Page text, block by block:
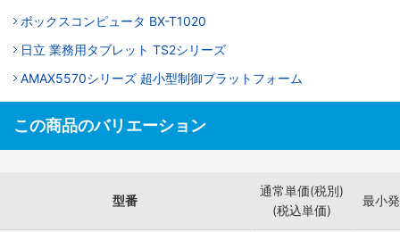
ボックスコンピュータ BX-T1020
日立 業務用タブレット TS2シリーズ
AMAX5570シリーズ 超小型制御プラットフォーム
この商品のバリエーション
型番
通常単価(税別)
(税込単価)
最小